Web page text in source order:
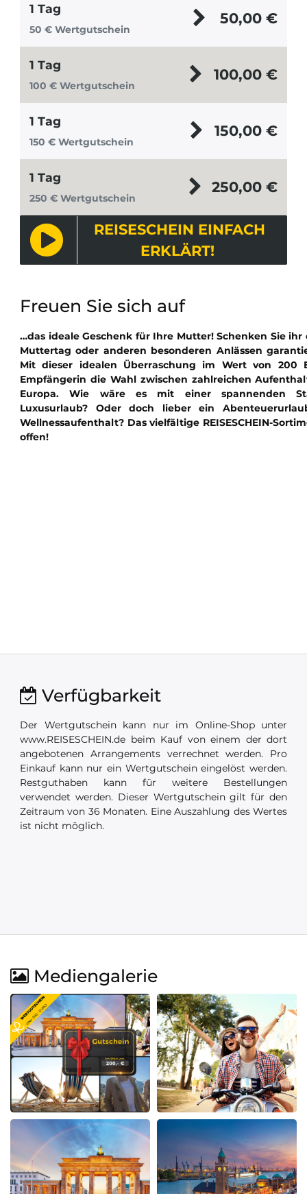
Freuen Sie sich auf
…das ideale Geschenk für Ihre Mutter! Schenken Sie ihr
Muttertag oder anderen besonderen Anlässen
Mit dieser idealen Überraschung im Wert von 200
Empfängerin die Wahl zwischen zahlreichen
Europa. Wie wäre es mit einer spannenden
Luxusurlaub? Oder doch lieber ein
Wellnessaufenthalt? Das vielfältige REISESCHEIN-
offen!
1 Tag
50 € Wertgutschein
50,00 €
1 Tag
100 € Wertgutschein
100,00 €
1 Tag
150 € Wertgutschein
150,00 €
1 Tag
250 € Wertgutschein
250,00 €
REISESCHEIN EINFACH
ERKLÄRT!
Verfügbarkeit
Der Wertgutschein kann nur im Online-Shop unter
www.REISESCHEIN.de beim Kauf von einem der dort
angebotenen Arrangements verrechnet werden. Pro
Einkauf kann nur ein Wertgutschein eingelöst werden.
Restguthaben kann für weitere Bestellungen
verwendet werden. Dieser Wertgutschein gilt für den
Zeitraum von 36 Monaten. Eine Auszahlung des Wertes
ist nicht möglich.
Mediengalerie